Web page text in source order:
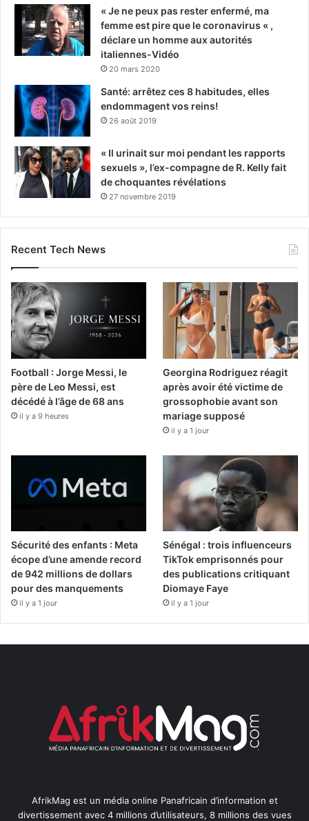
« Je ne peux pas rester enfermé, ma
femme est pire que le coronavirus « ,
déclare un homme aux autorités
italiennes-Vidéo
20 mars 2020
Santé: arrêtez ces 8 habitudes, elles
endommagent vos reins!
26 août 2019
« Il urinait sur moi pendant les rapports
sexuels », l’ex-compagne de R. Kelly fait
de choquantes révélations
27 novembre 2019
Recent Tech News
Football : Jorge Messi, le
père de Leo Messi, est
décédé à l’âge de 68 ans
il y a 9 heures
Georgina Rodriguez réagit
après avoir été victime de
grossophobie avant son
mariage supposé
il y a 1 jour
Sécurité des enfants : Meta
écope d’une amende record
de 942 millions de dollars
pour des manquements
il y a 1 jour
Sénégal : trois influenceurs
TikTok emprisonnés pour
des publications critiquant
Diomaye Faye
il y a 1 jour
AfrikMag est un média online Panafricain d’information et
divertissement avec 4 millions d’utilisateurs, 8 millions des vues